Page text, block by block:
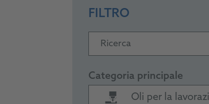
FILTRO
Ricerca
Categoria principale
Oli per la